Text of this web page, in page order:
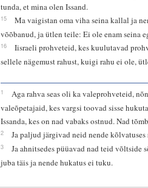
tunda, et mina olen Issand.
15
Ma vaigistan oma viha seina kallal ja
võõbanud, ja ütlen teile: Ei ole enam seina
16
Iisraeli prohveteid, kes kuulutavad
sellele nägemust rahust, kuigi rahu ei ole,
1
Aga rahva seas oli ka valeprohveteid,
valeõpetajaid, kes vargsi toovad sisse
Issanda, kes on nad vabaks ostnud. Nad
2 Ja paljud järgivad neid nende
3
Ja ahnitsedes püüavad nad teid võltside
juba täis ja nende hukatus ei tuku.